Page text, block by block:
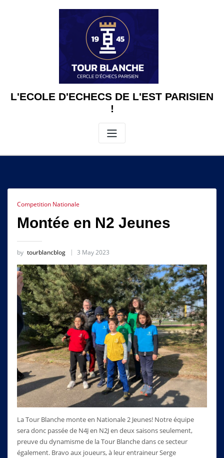
L'ECOLE D'ECHECS DE L'EST PARISIEN
!
Competition Nationale
Montée en N2 Jeunes
by tourblancblog 3 May 2023
La Tour Blanche monte en Nationale 2 Jeunes! Notre équipe
sera donc passée de N4J en N2J en deux saisons seulement,
preuve du dynamisme de la Tour Blanche dans ce secteur
également. Bravo aux joueurs, à leur entraineur Serge